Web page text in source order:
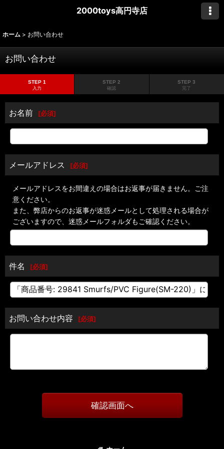
2000toys高円寺店
ホーム > お問い合わせ
お問い合わせ
STEP 1
入力
STEP 2
確認
STEP 3
完了
お名前 [必須]
メールアドレス [必須]
メールアドレスをお間違えの場合はお返事が届きません。ご注
意ください。
また、弊店からのお返事が迷惑メールとして処理される場合が
ございますので、迷惑メールフォルダもご確認ください。
件名 [必須]
お問い合わせ内容 [必須]
確認画面へ